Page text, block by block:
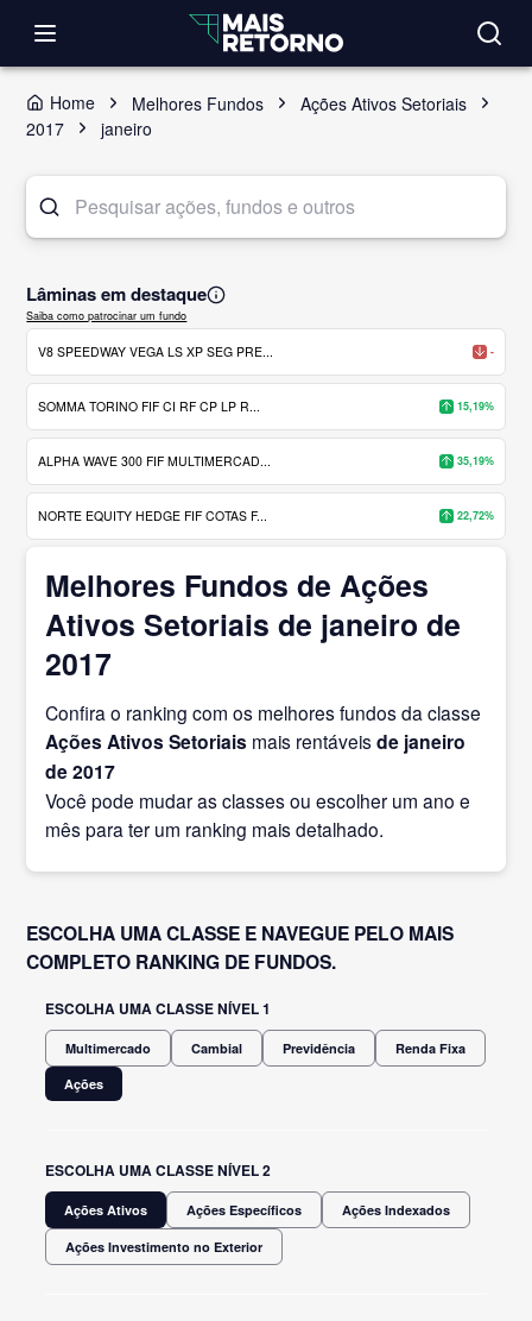
Home Melhores Fundos
Ações Ativos Setoriais
2017
janeiro
Lâminas em destaque
Saiba como patrocinar um fundo
V8 SPEEDWAY VEGA LS XP SEG PRE... -
SOMMA TORINO FIF CI RF CP LP R... 15,19%
ALPHA WAVE 300 FIF MULTIMERCAD... 35,19%
NORTE EQUITY HEDGE FIF COTAS F... 22,72%
Melhores Fundos de Ações
Ativos Setoriais de janeiro de
2017
Confira o ranking com os melhores fundos da classe
Ações Ativos Setoriais mais rentáveisde janeiro
de 2017
Você pode mudar as classes ou escolher um ano e
mês para ter um ranking mais detalhado.
ESCOLHA UMA CLASSE E NAVEGUE PELO MAIS
COMPLETO RANKING DE FUNDOS.
ESCOLHA UMA CLASSE NÍVEL 1
Multimercado Cambial Previdência
Renda Fixa
Ações
ESCOLHA UMA CLASSE NÍVEL 2
Ações Ativos Ações Específicos Ações Indexados
Ações Investimento no Exterior